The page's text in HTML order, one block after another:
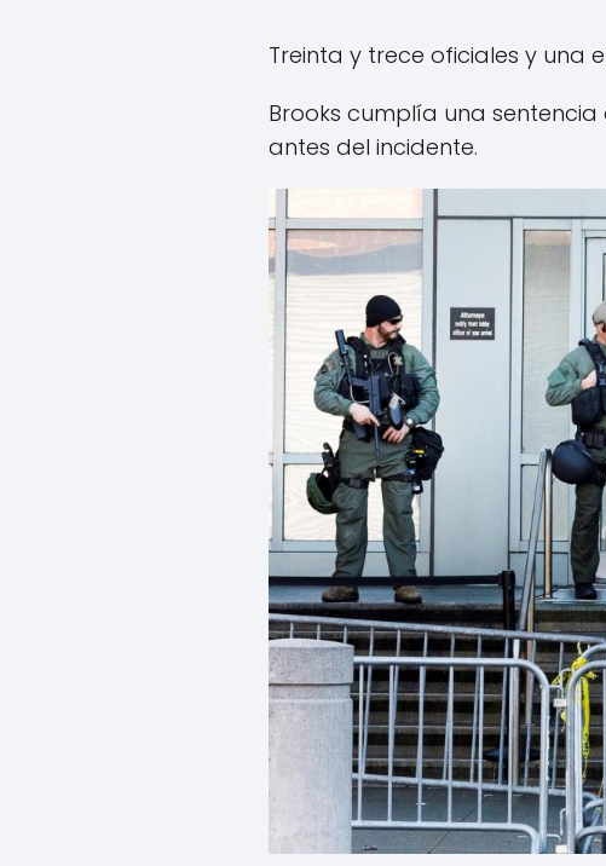
Treinta y trece oficiales y una
Brooks cumplía una
antes del incidente.